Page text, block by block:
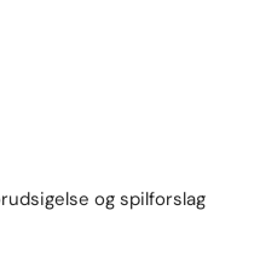
og spilforslag